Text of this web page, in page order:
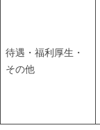
待遇・福利厚生・
その他